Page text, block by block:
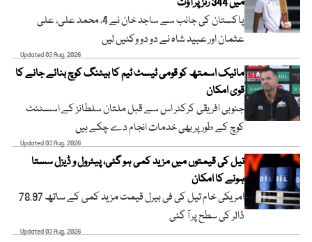
پاکستان کی جانب سے ساجد خان نے 4، محمد علی، علی
عثمان اور عبید شاہ نے دو دو وکٹیں لیں
Updated 03 Aug, 2026
مائیک اسمتھ کو قومی ٹیسٹ ٹیم کا بیٹنگ کوچ بنائے جانے کا
قوی امکان
جنوبی افریقی کرکٹر اس سے قبل ملتان سلطانز کے اسسٹنٹ
کوچ کے طور پر بھی خدمات انجام دے چکے ہیں
Updated 03 Aug, 2026
تیل کی قیمتوں میں مزید کمی ہو گئی، پیٹرول و ڈیزل سستا
ہونے کا امکان
امریکی خام تیل کی فی بیرل قیمت مزید کمی کے ساتھ 78.97
ڈالر کی سطح پر آ گئی
Updated 03 Aug, 2026